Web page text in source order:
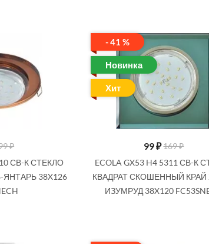
₽
СВ-К СТЕКЛО
38X126
- 41 %
Новинка
Хит
99₽169 ₽
ECOLA GX53 H4 5311 СВ-К
КВАДРАТ СКОШЕННЫЙ
ИЗУМРУД 38X120